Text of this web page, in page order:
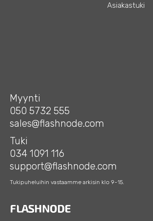
Asiakastuki
Myynti
050 5732 555
sales@flashnode.com
Tuki
034 1091 116
support@flashnode.com
Tukipuheluihin vastaamme arkisin klo 9-15.